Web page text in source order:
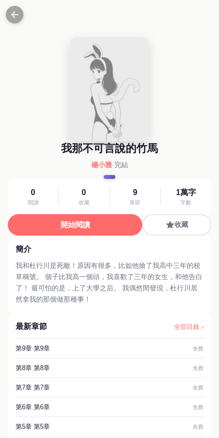
我那不可言說的竹馬
楊小雅·完結
0
閱讀
0
收藏
9
章節
1萬字
字數
開始閱讀 收藏
簡介
我和杜行川是死敵！原因有很多，比如他搶了我高中三年的校
草稱號。 個子比我高一個頭，我喜歡了三年的女生，和他告白
了！ 最可怕的是，上了大學之后。 我偶然間發現，杜行川居
然拿我的那個做那種事！
最新章節 全部目錄 ›
第9章 第9章 免費
第8章 第8章 免費
第7章 第7章 免費
第6章 第6章 免費
第5章 第5章 免費